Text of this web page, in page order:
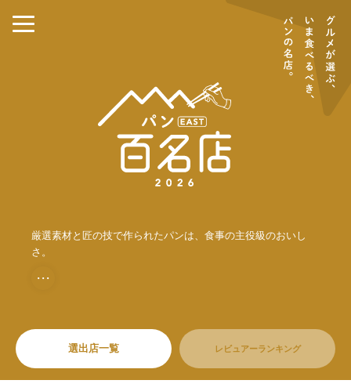
厳選素材と匠の技で作られたパンは、食事の主役級のおいし
さ。
・・・
選出店一覧 レビュアーランキング